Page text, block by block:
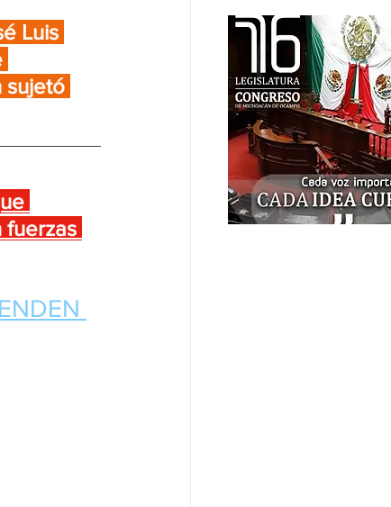
Luis
sujetó
fuerzas